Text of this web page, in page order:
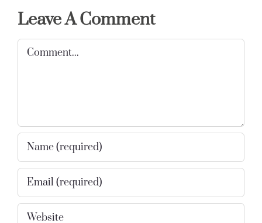
Leave A Comment
Comment